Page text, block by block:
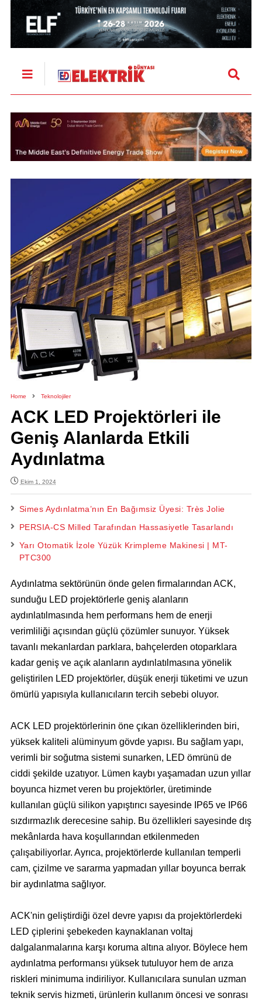
Home Teknolojiler
ACK LED Projektörleri ile
Geniş Alanlarda Etkili
Aydınlatma
Ekim 1, 2024
Simes Aydınlatma’nın En Bağımsiz Üyesi: Très Jolie
PERSIA-CS Milled Tarafından Hassasiyetle Tasarlandı
Yarı Otomatik İzole Yüzük Krimpleme Makinesi | MT-
PTC300
Aydınlatma sektörünün önde gelen firmalarından ACK,
sunduğu LED projektörlerle geniş alanların
aydınlatılmasında hem performans hem de enerji
verimliliği açısından güçlü çözümler sunuyor. Yüksek
tavanlı mekanlardan parklara, bahçelerden otoparklara
kadar geniş ve açık alanların aydınlatılmasına yönelik
geliştirilen LED projektörler, düşük enerji tüketimi ve uzun
ömürlü yapısıyla kullanıcıların tercih sebebi oluyor.
ACK LED projektörlerinin öne çıkan özelliklerinden biri,
yüksek kaliteli alüminyum gövde yapısı. Bu sağlam yapı,
verimli bir soğutma sistemi sunarken, LED ömrünü de
ciddi şekilde uzatıyor. Lümen kaybı yaşamadan uzun yıllar
boyunca hizmet veren bu projektörler, üretiminde
kullanılan güçlü silikon yapıştırıcı sayesinde IP65 ve IP66
sızdırmazlık derecesine sahip. Bu özellikleri sayesinde dış
mekânlarda hava koşullarından etkilenmeden
çalışabiliyorlar. Ayrıca, projektörlerde kullanılan temperli
cam, çizilme ve sararma yapmadan yıllar boyunca berrak
bir aydınlatma sağlıyor.
ACK'nin geliştirdiği özel devre yapısı da projektörlerdeki
LED çiplerini şebekeden kaynaklanan voltaj
dalgalanmalarına karşı koruma altına alıyor. Böylece hem
aydınlatma performansı yüksek tutuluyor hem de arıza
riskleri minimuma indiriliyor. Kullanıcılara sunulan uzman
teknik servis hizmeti, ürünlerin kullanım öncesi ve sonrası